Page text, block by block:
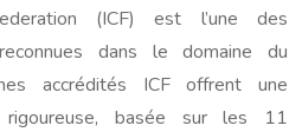
(ICF) est l’une des
dans le domaine du
accrédités ICF offrent une
basée sur les 11